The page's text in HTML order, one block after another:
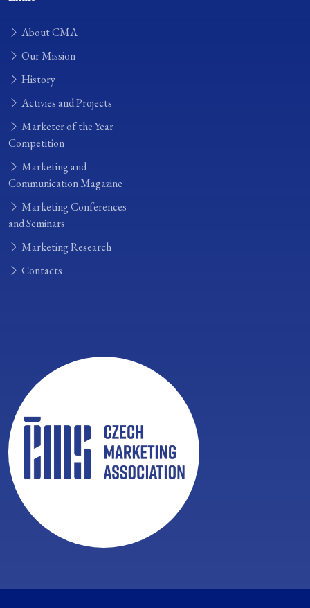
About CMA
Our Mission
History
Activies and Projects
Marketer of the Year
Competition
Marketing and
Communication Magazine
Marketing Conferences
and Seminars
Marketing Research
Contacts